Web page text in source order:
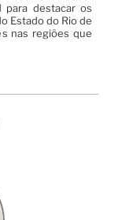
para destacar os
Estado do Rio de
nas regiões que